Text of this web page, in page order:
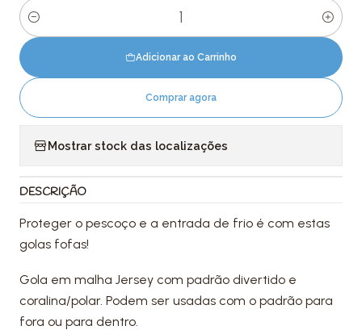
Quantidade
Adicionar ao Carrinho
Comprar agora
Mostrar stock das localizações
DESCRIÇÃO
Proteger o pescoço e a entrada de frio é com estas
golas fofas!
Gola em malha Jersey com padrão divertido e
coralina/polar. Podem ser usadas com o padrão para
fora ou para dentro.